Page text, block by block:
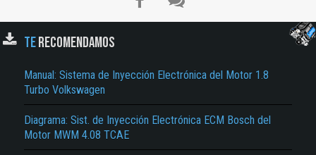
TERECOMENDAMOS
Manual: Sistema de Inyección Electrónica del Motor 1.8
Turbo Volkswagen
Diagrama: Sist. de Inyección Electrónica ECM Bosch del
Motor MWM 4.08 TCAEEl Título es incorrecto según el contenido.